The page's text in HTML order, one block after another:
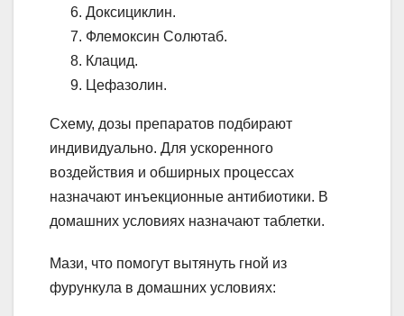
Доксициклин.
Флемоксин Солютаб.
Клацид.
Цефазолин.
Схему, дозы препаратов подбирают
индивидуально. Для ускоренного
воздействия и обширных процессах
назначают инъекционные антибиотики. В
домашних условиях назначают таблетки.
Мази, что помогут вытянуть гной из
фурункула в домашних условиях: